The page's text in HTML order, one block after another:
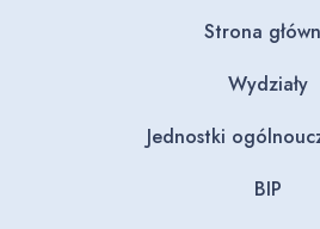
Strona
Wydziały
Jednostki
BIP